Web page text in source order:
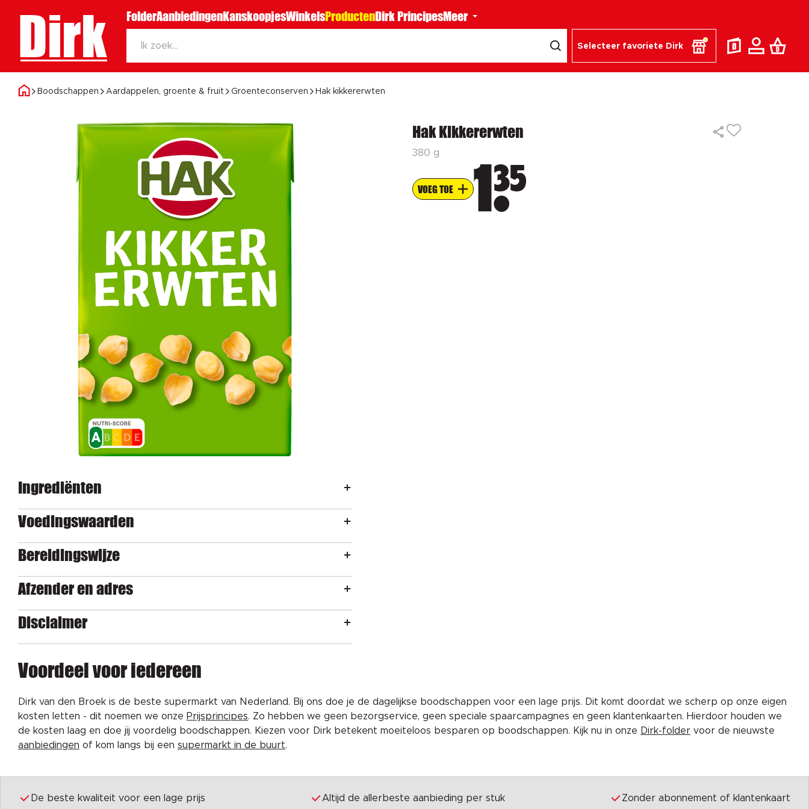
Dirk FolderAanbiedingenKanskoopjesWinkelsProductenDirk PrincipesMeer
Selecteer favoriete Dirk
Boodschappen Aardappelen, groente & fruit Groenteconserven Hak kikkererwten
Hak Kikkererwten
380 g
VOEG TOE 1 35
Ingrediënten
Voedingswaarden
Bereidingswijze
Afzender en adres
Disclaimer
Voordeel voor iedereen
Dirk van den Broek is de beste supermarkt van Nederland. Bij ons doe je de dagelijkse boodschappen voor een lage prijs. Dit komt doordat we scherp op onze eigen
kosten letten - dit noemen we onze Prijsprincipes. Zo hebben we geen bezorgservice, geen speciale spaarcampagnes en geen klantenkaarten. Hierdoor houden we
de kosten laag en doe jij voordelig boodschappen. Kiezen voor Dirk betekent moeiteloos besparen op boodschappen. Kijk nu in onze Dirk-folder voor de nieuwste
aanbiedingen of kom langs bij een supermarkt in de buurt.
De beste kwaliteit voor een lage prijs Altijd de allerbeste aanbieding per stuk Zonder abonnement of klantenkaart